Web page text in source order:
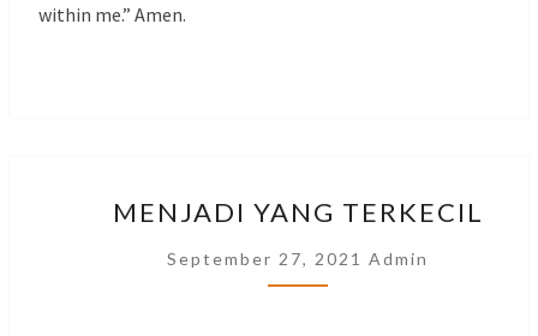
within me.” Amen.
YANG
TERKECIL
MENJADI YANG TERKECIL
September 27, 2021 Admin